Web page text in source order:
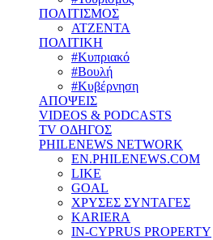
ΠΟΛΙΤΙΣΜΟΣ
ΑΤΖΕΝΤΑ
ΠΟΛΙΤΙΚΗ
#Κυπριακό
#Βουλή
#Κυβέρνηση
ΑΠΟΨΕΙΣ
VIDEOS & PODCASTS
TV ΟΔΗΓΟΣ
PHILENEWS NETWORK
EN.PHILENEWS.COM
LIKE
GOAL
ΧΡΥΣΕΣ ΣΥΝΤΑΓΕΣ
KARIERA
IN-CYPRUS PROPERTY